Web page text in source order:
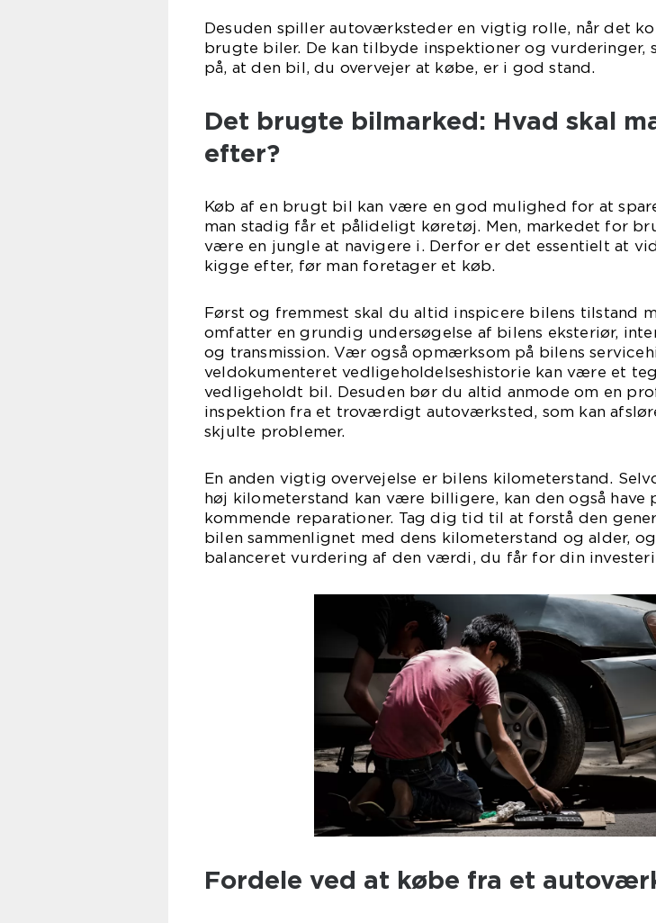
Desuden spiller autoværksteder en vigtig rolle, når det
brugte biler. De kan tilbyde inspektioner og vurderinger,
på, at den bil, du overvejer at købe, er i god stand.
Det brugte bilmarked: Hvad skal
efter?
Køb af en brugt bil kan være en god mulighed for at
man stadig får et pålideligt køretøj. Men, markedet for
være en jungle at navigere i. Derfor er det essentielt at
kigge efter, før man foretager et køb.
Først og fremmest skal du altid inspicere bilens tilstand
omfatter en grundig undersøgelse af bilens eksteriør,
og transmission. Vær også opmærksom på bilens
veldokumenteret vedligeholdelseshistorie kan være et
vedligeholdt bil. Desuden bør du altid anmode om en
inspektion fra et troværdigt autoværksted, som kan
skjulte problemer.
En anden vigtig overvejelse er bilens kilometerstand.
høj kilometerstand kan være billigere, kan den også have
kommende reparationer. Tag dig tid til at forstå den
bilen sammenlignet med dens kilometerstand og alder,
balanceret vurdering af den værdi, du får for din
Fordele ved at købe fra et